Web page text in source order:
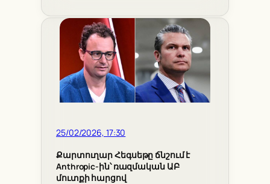
25/02/2026, 17:30
Քարտուղար Հեգսեթը ճնշում է
Anthropic-ին՝ ռազմական ԱԲ
մուտքի հարցով